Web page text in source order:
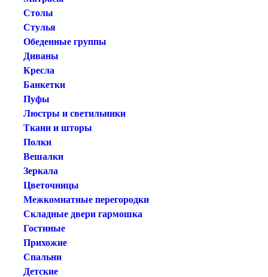
Столы
Стулья
Обеденные группы
Диваны
Кресла
Банкетки
Пуфы
Люстры и светильники
Ткани и шторы
Полки
Вешалки
Зеркала
Цветочницы
Межкомнатные перегородки
Складные двери гармошка
Гостиные
Прихожие
Спальни
Детские